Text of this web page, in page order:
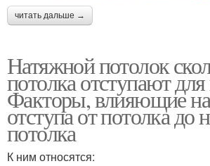
читать дальше →
Натяжной потолок
потолка отступают для
Факторы, влияющие
отступа от потолка до
потолка
К ним относятся: